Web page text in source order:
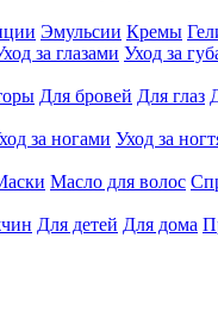
Эмульсии Кремы
за глазами Уход за
Для бровей Для глаз
за ногами Уход за
Масло для волос
Для детей Для дома